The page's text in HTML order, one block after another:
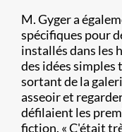
M. Gyger a
spécifiques pour
installés dans les
des idées simples
sortant de la
asseoir et
défilaient les
fiction. « C'était